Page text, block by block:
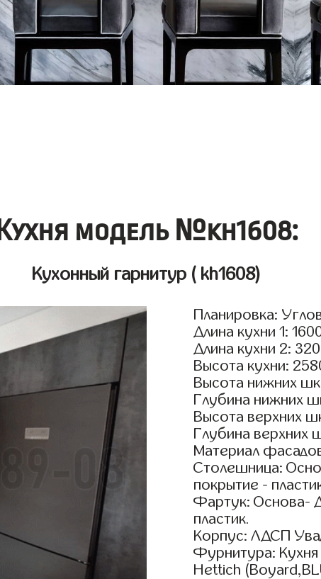
Кухня модель №kh1608:
Кухонный гарнитур ( kh1608)
Планировка:
Длина кухни 1:
Длина кухни 2:
Высота кухни:
Высота нижних
Глубина нижних
Высота верхних
Глубина верхних
Материал
Столешница:
покрытие -
Фартук: Основа-
пластик.
Корпус: ЛДСП
Фурнитура:
Hettich